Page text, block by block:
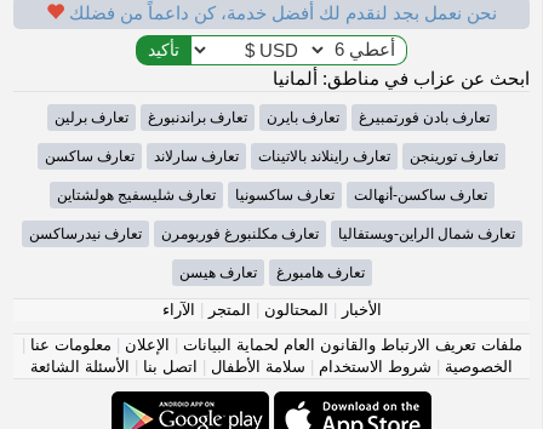
نحن نعمل بجد لنقدم لك أفضل خدمة، كن داعماً من فضلك
ابحث عن عزاب في مناطق: ألمانيا
تعارف بادن فورتمبيرغ تعارف بايرن تعارف براندنبورغ تعارف برلين
تعارف تورينجن تعارف راينلاند بالاتينات تعارف سارلاند تعارف ساكسن
تعارف ساكسن-أنهالت تعارف ساكسونيا تعارف شليسفيج هولشتاين
تعارف شمال الراين-ويستفاليا تعارف مكلنبورغ فوربومرن تعارف نيدرساكسن
تعارف هامبورغ تعارف هيسن
الأخبار | المحتالون | المتجر | الآراء
ملفات تعريف الارتباط والقانون العام لحماية البيانات | الإعلان | معلومات عنا |
الخصوصية | شروط الاستخدام | سلامة الأطفال | اتصل بنا | الأسئلة الشائعة